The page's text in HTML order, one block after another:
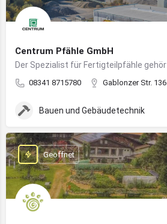
Centrum Pfähle GmbH
08341 8715780 Gablonzer Str. 136
Bauen und Gebäudetechnik
Geöffnet